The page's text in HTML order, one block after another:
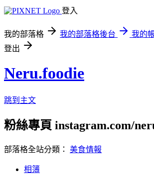
登入
我的部落格 我的部落格後台
我的
登出
Neru.foodie
跳到主文
粉絲專頁 instagram.com/
部落格全站分類： 美食情報
相簿